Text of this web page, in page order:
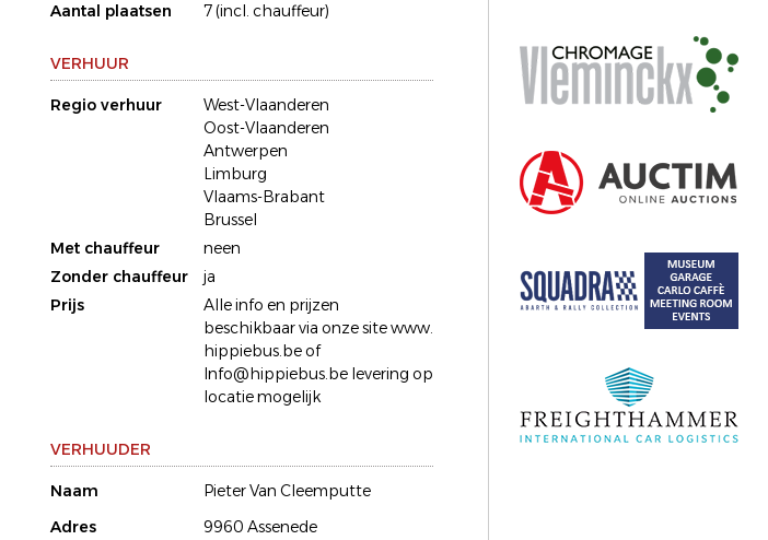
Aantal plaatsen
7 (incl. chauffeur)
VERHUUR
Regio verhuur
West-Vlaanderen
Oost-Vlaanderen
Antwerpen
Limburg
Vlaams-Brabant
Brussel
Met chauffeur
neen
Zonder chauffeur
ja
Prijs
Alle info en prijzen
beschikbaar via onze site www.
hippiebus.be of
Info@hippiebus.be levering op
locatie mogelijk
VERHUUDER
Naam
Pieter Van Cleemputte
Adres
9960 Assenede